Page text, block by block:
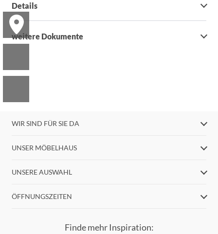
Details
weitere Dokumente
WIR SIND FÜR SIE DA
UNSER MÖBELHAUS
UNSERE AUSWAHL
ÖFFNUNGSZEITEN
Finde mehr Inspiration: